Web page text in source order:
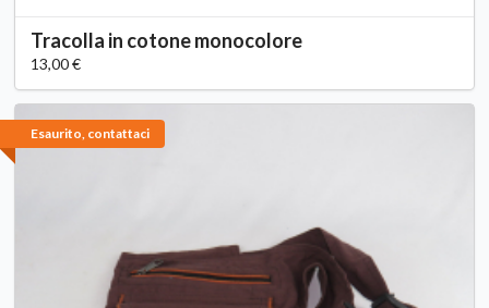
Tracolla in cotone monocolore
13,00 €
Esaurito, contattaci